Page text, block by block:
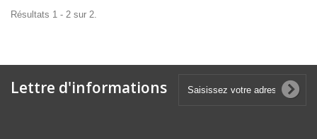
Résultats 1 - 2 sur 2.
Lettre d'informations